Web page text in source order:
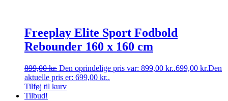
Freeplay Elite Sport Fodbold
Rebounder 160 x 160 cm
899,00kr. Den oprindelige pris var: 899,00 kr..699,00 kr.Den
aktuelle pris er: 699,00 kr..
Tilføj til kurv
Tilbud!